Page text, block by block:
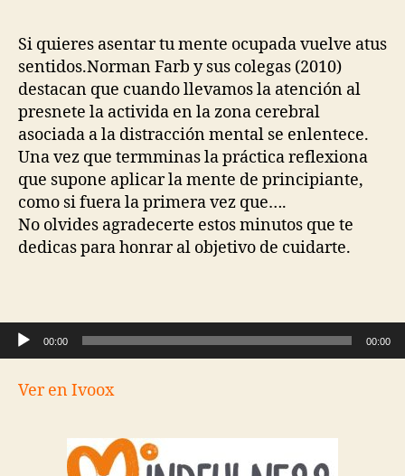
Si quieres asentar tu mente ocupada vuelve atus
sentidos.Norman Farb y sus colegas (2010)
destacan que cuando llevamos la atención al
presnete la activida en la zona cerebral
asociada a la distracción mental se enlentece.
Una vez que termminas la práctica reflexiona
que supone aplicar la mente de principiante,
como si fuera la primera vez que….
No olvides agradecerte estos minutos que te
dedicas para honrar al objetivo de cuidarte.
Reproductor de audio
00:00 00:00
Ver en Ivoox